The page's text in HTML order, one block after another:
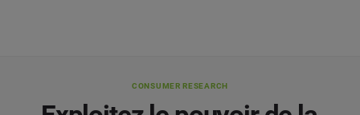
CONSUMER RESEARCH